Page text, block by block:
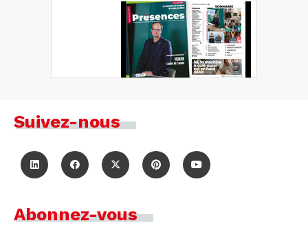
Suivez-nous
Abonnez-vous